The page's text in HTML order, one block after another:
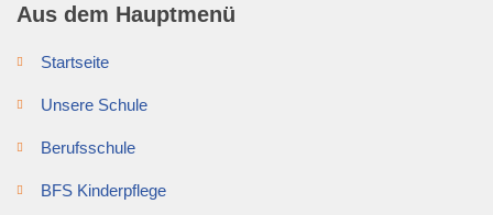
Aus dem Hauptmenü
Startseite
Unsere Schule
Berufsschule
BFS Kinderpflege